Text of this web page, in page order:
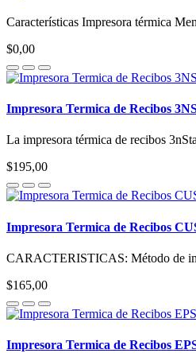
Características Impresora térmica
$0,00
Impresora Termica de Recibos
La impresora térmica de recibos
$195,00
Impresora Termica de Recibos
CARACTERISTICAS: Método de
$165,00
Impresora Termica de Recibos